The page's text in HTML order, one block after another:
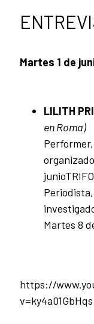
Martes 1 de
LILITH
en Roma)
Martes 8
https://
v=ky4a01GbHqs